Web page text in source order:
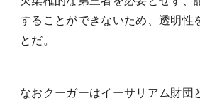
することができないため、透明性
とだ。
なおクーガーはイーサリアム財団